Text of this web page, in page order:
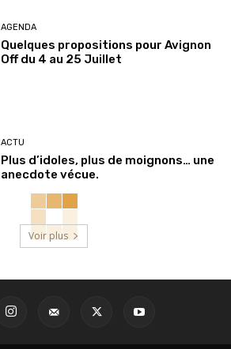
AGENDA
Quelques propositions pour Avignon
Off du 4 au 25 Juillet
ACTU
Plus d’idoles, plus de moignons… une
anecdote vécue.
Voir plus